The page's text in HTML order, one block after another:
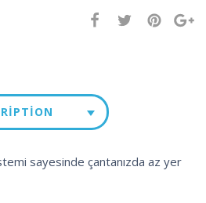
sayesinde çantanızda az yer